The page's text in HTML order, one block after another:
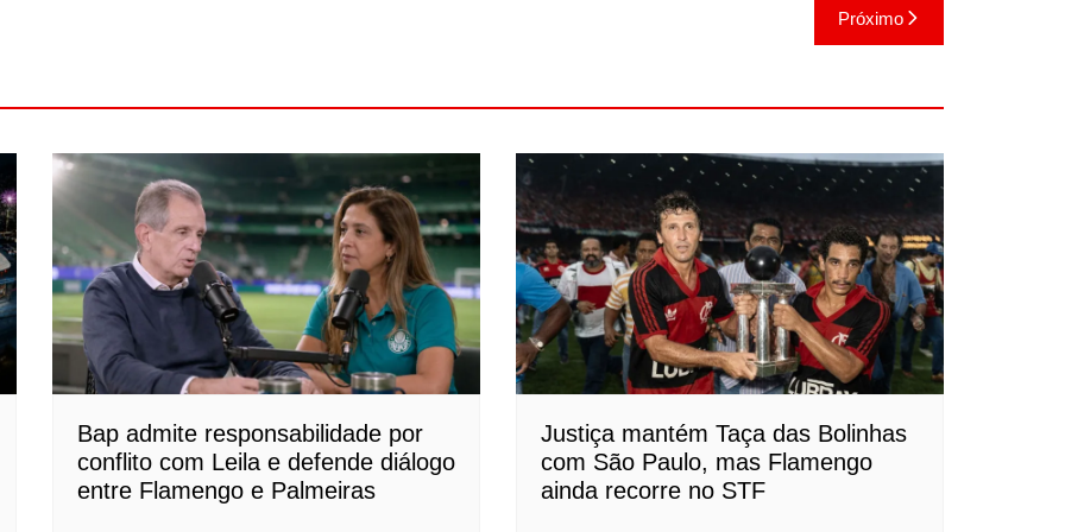
Próximo
Bap admite responsabilidade por
conflito com Leila e defende diálogo
entre Flamengo e Palmeiras
Justiça mantém Taça das Bolinhas
com São Paulo, mas Flamengo
ainda recorre no STF